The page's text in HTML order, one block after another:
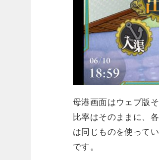
母港画面はウェブ版
比率はそのままに、
は同じものを使って
です。